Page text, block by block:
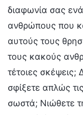
διαφωνία σας
ανθρώπους που
αυτούς τους
τους κακούς
τέτοιες σκέψεις;
σφίξετε απλώς
σωστά; Νιώθετε